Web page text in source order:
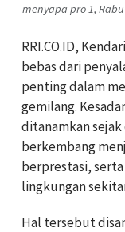
menyapa pro 1, Rabu
RRI.CO.ID,
bebas dari
penting dalam
gemilang.
ditanamkan
berkembang
berprestasi,
lingkungan
Hal tersebut